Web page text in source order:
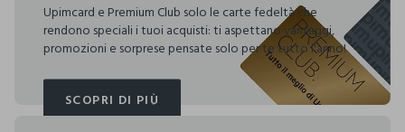
Upimcard e Premium Club solo le carte fedeltà che
rendono speciali i tuoi acquisti: ti aspettano vantaggi,
promozioni e sorprese pensate solo per te tutto l'anno!
SCOPRI DI PIÙ
SCOPRI DI PIÙ